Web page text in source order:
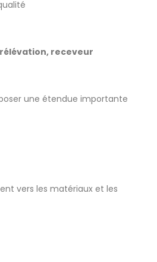
receveur
une étendue importante
vers les matériaux et les